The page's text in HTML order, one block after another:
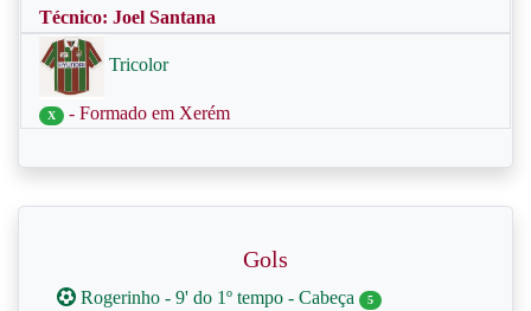
Técnico: Joel Santana
Tricolor
X - Formado em Xerém
Gols
Rogerinho - 9' do 1º tempo - Cabeça 5